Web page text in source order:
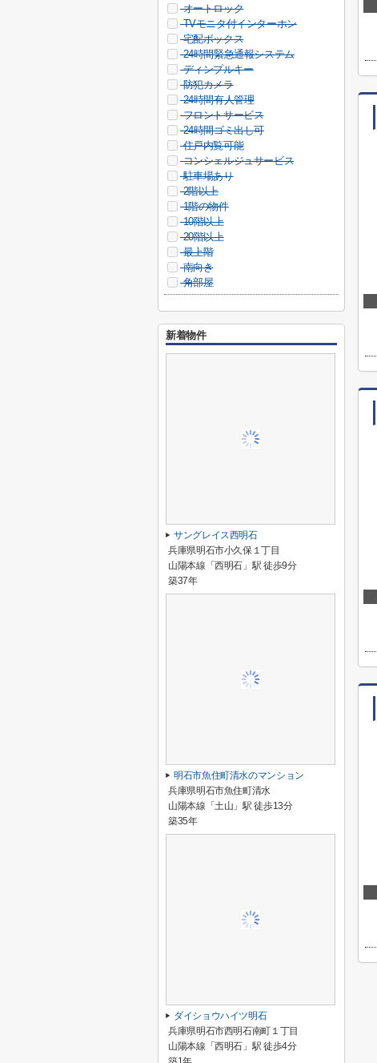
オートロック
TVモニタ付インターホン
宅配ボックス
24時間緊急通報システム
ディンプルキー
防犯カメラ
24時間有人管理
フロントサービス
24時間ゴミ出し可
住戸内覧可能
コンシェルジュサービス
駐車場あり
2階以上
1階の物件
10階以上
20階以上
最上階
南向き
角部屋
新着物件
サングレイス西明石
兵庫県明石市小久保１丁目
山陽本線「西明石」駅 徒歩9分
築37年
明石市魚住町清水のマンション
兵庫県明石市魚住町清水
山陽本線「土山」駅 徒歩13分
築35年
ダイショウハイツ明石
兵庫県明石市西明石南町１丁目
山陽本線「西明石」駅 徒歩4分